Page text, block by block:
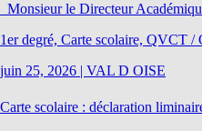
Monsieur le Directeur
1er degré, Carte scolaire, QVCT /
juin 25, 2026 | VAL D OISE
Carte scolaire : déclaration